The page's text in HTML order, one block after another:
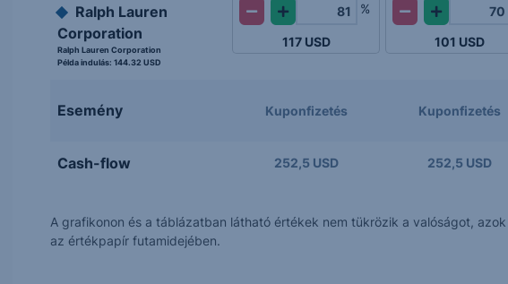
Ralph Lauren
Corporation
Ralph Lauren Corporation
Példa indulás:144.32 USD
%
117 USD 101 USD
Esemény Kuponfizetés Kuponfizetés
Cash-flow 252,5 USD 252,5 USD
A grafikonon és a táblázatban látható értékek nem tükrözik a valóságot,
az értékpapír futamidejében.